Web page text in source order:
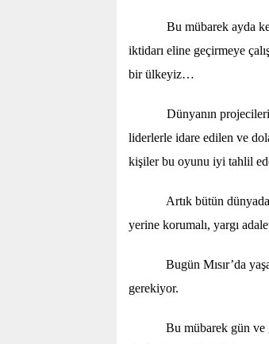
Bu mübarek ayda kendi
iktidarı eline geçirmeye
bir ülkeyiz…
Dünyanın projecileri
liderlerle idare edilen ve
kişiler bu oyunu iyi tahlil
Artık bütün
yerine korumalı, yargı
Bugün Mısır’da
gerekiyor.
Bu mübarek gün ve